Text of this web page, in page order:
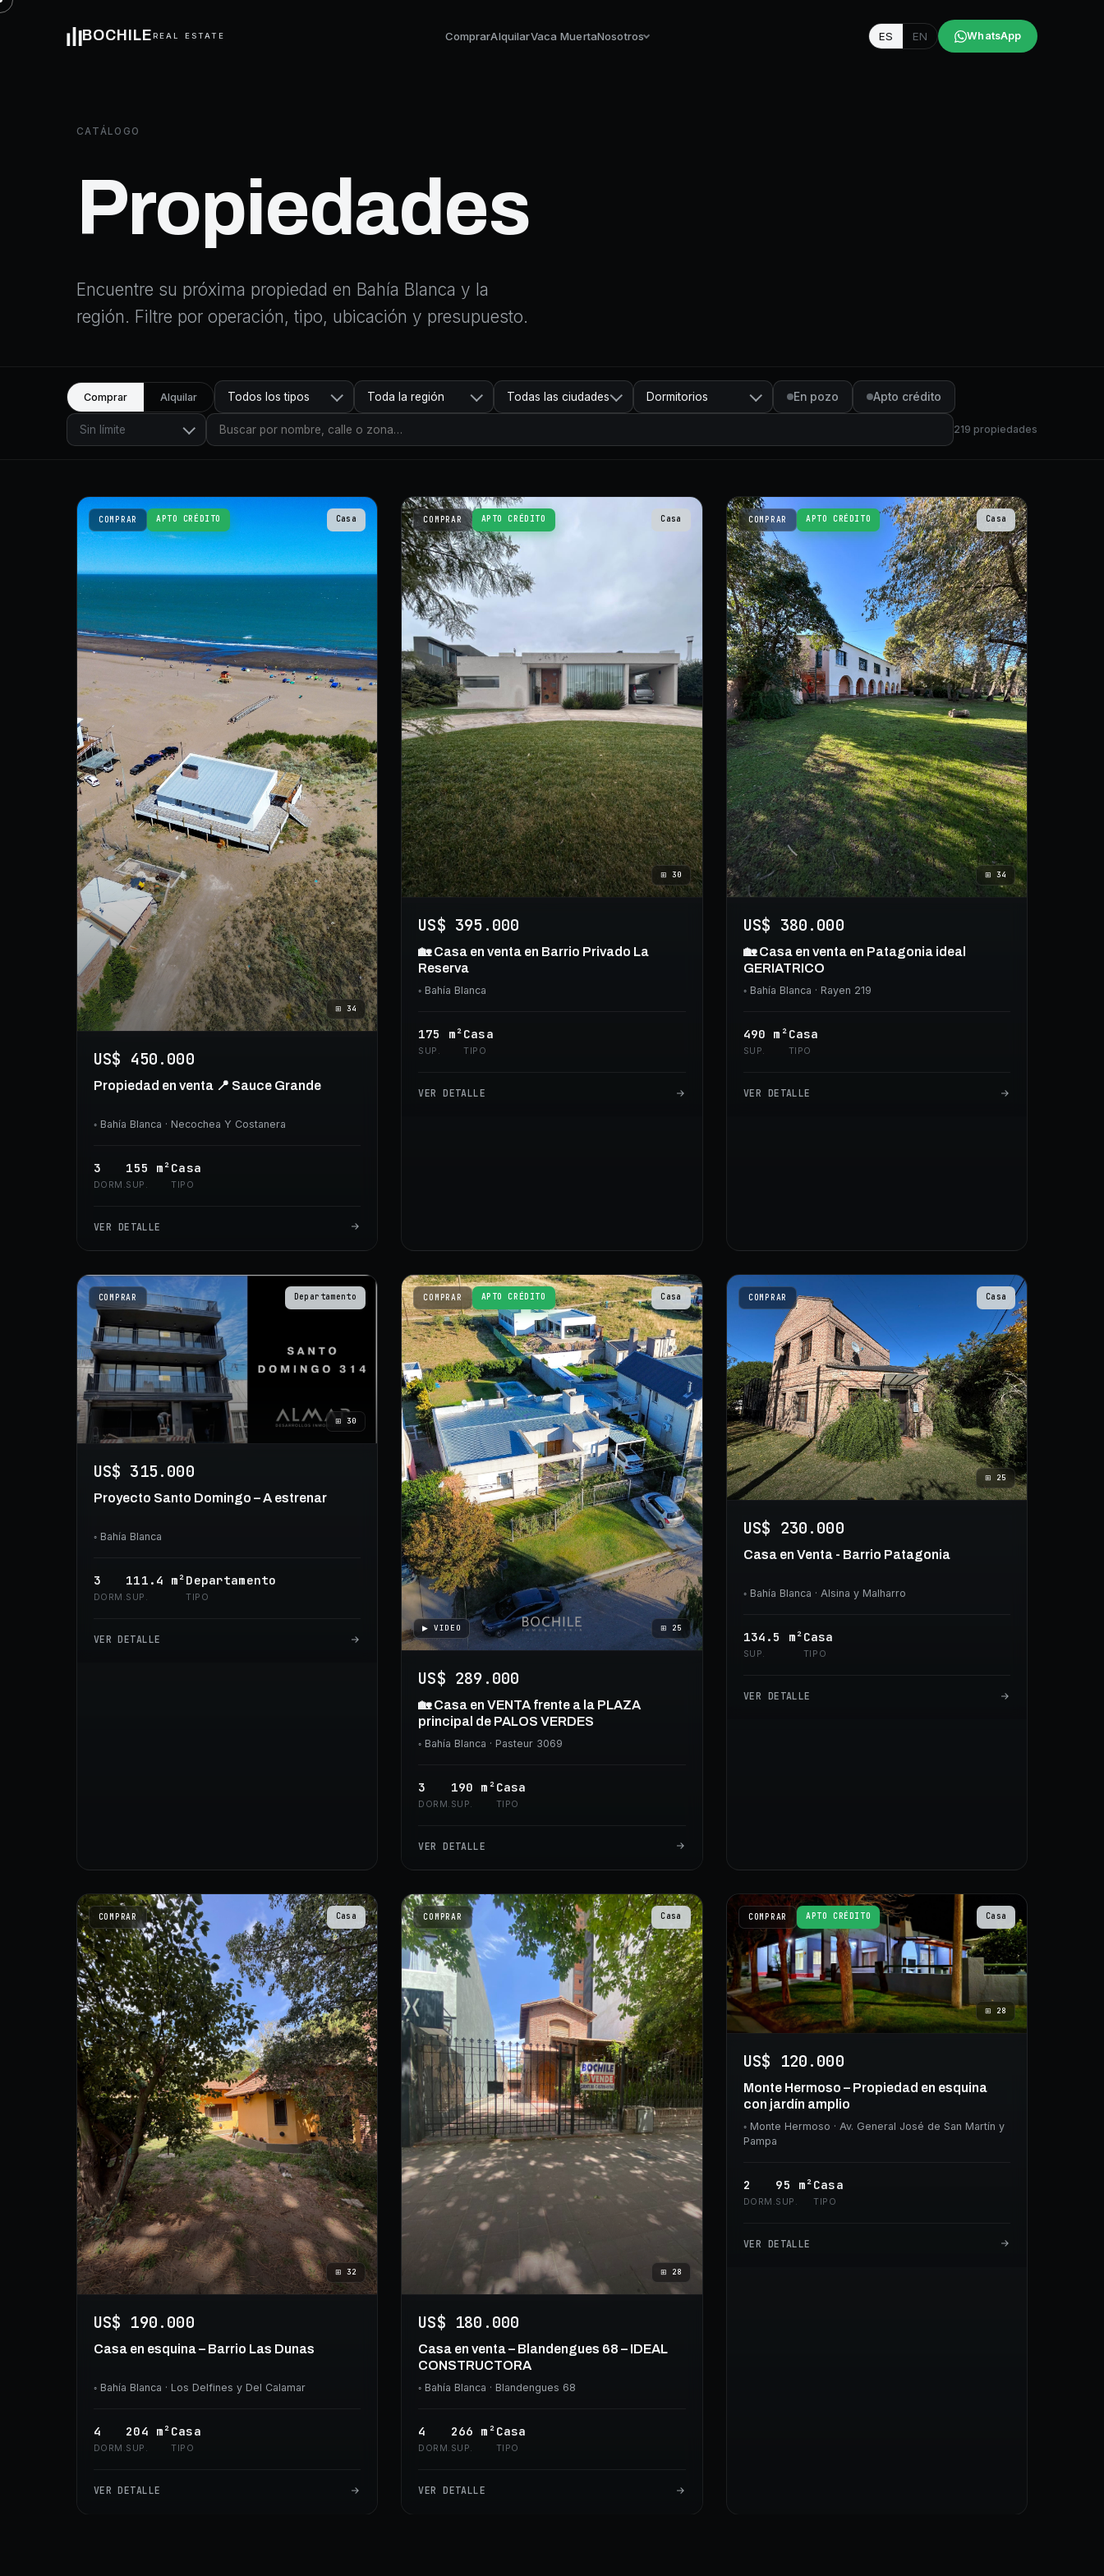
BOCHILE REAL ESTATE ComprarAlquilarVaca MuertaNosotros ES EN WhatsApp
CATÁLOGO
Propiedades
Encuentre su próxima propiedad en Bahía Blanca y la
región. Filtre por operación, tipo, ubicación y presupuesto.
Comprar Alquilar Todos los tipos Toda la región Todas las ciudades Dormitorios En pozo Apto crédito
Sin límite 219 propiedades
COMPRAR APTO CRÉDITO Casa
⊞34
US$ 450.000
Propiedad en venta 📍 Sauce Grande
◦ Bahía Blanca · Necochea Y Costanera
3
DORM.
155 m²
SUP.
Casa
TIPO
VER DETALLE
COMPRAR APTO CRÉDITO Casa
⊞ 30
US$ 395.000
🏡 Casa en venta en Barrio Privado La
Reserva
◦ Bahía Blanca
175 m²
SUP.
Casa
TIPO
VER DETALLE
COMPRAR APTO CRÉDITO Casa
⊞34
US$ 380.000
🏡 Casa en venta en Patagonia ideal
GERIATRICO
◦ Bahía Blanca · Rayen 219
490 m²
SUP.
Casa
TIPO
VER DETALLE
COMPRAR Departamento
⊞30
US$ 315.000
Proyecto Santo Domingo – A estrenar
◦ Bahía Blanca
3
DORM.
111.4 m²
SUP.
Departamento
TIPO
VER DETALLE
COMPRAR APTO CRÉDITO Casa
⊞ 25
▶ VIDEO
US$ 289.000
🏡 Casa en VENTA frente a la PLAZA
principal de PALOS VERDES
◦ Bahía Blanca · Pasteur 3069
3
DORM.
190 m²
SUP.
Casa
TIPO
VER DETALLE
COMPRAR Casa
⊞ 25
US$ 230.000
Casa en Venta - Barrio Patagonia
◦ Bahía Blanca · Alsina y Malharro
134.5 m²
SUP.
Casa
TIPO
VER DETALLE
COMPRAR Casa
⊞32
US$ 190.000
Casa en esquina – Barrio Las Dunas
◦ Bahía Blanca · Los Delfines y Del Calamar
4
DORM.
204 m²
SUP.
Casa
TIPO
VER DETALLE
COMPRAR Casa
⊞ 28
US$ 180.000
Casa en venta – Blandengues 68 – IDEAL
CONSTRUCTORA
◦ Bahía Blanca · Blandengues 68
4
DORM.
266 m²
SUP.
Casa
TIPO
VER DETALLE
COMPRAR APTO CRÉDITO Casa
⊞ 28
US$ 120.000
Monte Hermoso – Propiedad en esquina
con jardín amplio
◦ Monte Hermoso · Av. General José de San Martín y
Pampa
2
DORM.
95 m²
SUP.
Casa
TIPO
VER DETALLE